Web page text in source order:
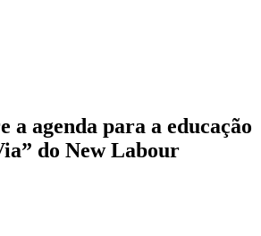
a agenda para a educação
do New Labour